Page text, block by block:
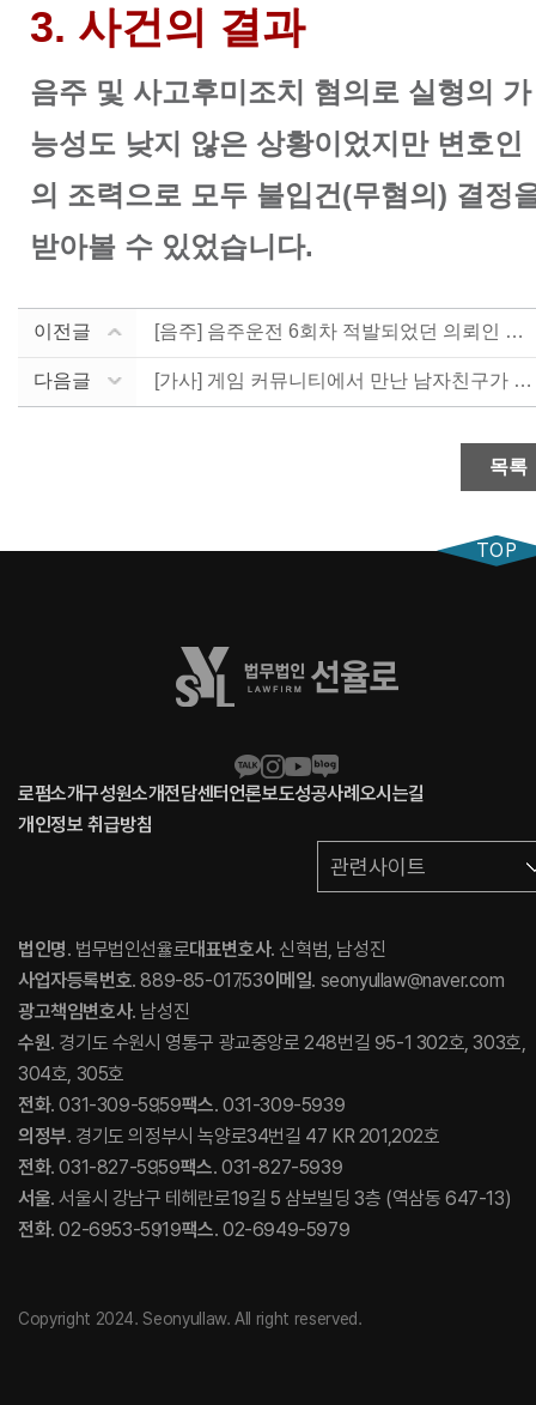
3. 사건의 결과
음주 및 사고후미조치 혐의로 실형의 가
능성도 낮지 않은 상황이었지만 변호인
의 조력으로 모두 불입건(무혐의) 결정
받아볼 수 있었습니다.
이전글 [음주] 음주운전 6회차 적발되었던 의뢰인 사례 (20....
다음글 [가사] 게임 커뮤니티에서 만난 남자친구가 알고보니 유....
목록
로펌소개구성원소개전담센터언론보도성공사례 오시는길
개인정보 취급방침
관련사이트
법인명. 법무법인선율로대표변호사. 신혁범, 남성진
사업자등록번호. 889-85-01753이메일. seonyullaw@naver.com
광고책임변호사. 남성진
수원. 경기도 수원시 영통구 광교중앙로 248번길 95-1 302호, 303호,
304호, 305호
전화. 031-309-5959팩스. 031-309-5939
의정부. 경기도 의정부시 녹양로34번길 47 KR 201,202호
전화. 031-827-5959팩스. 031-827-5939
서울. 서울시 강남구 테헤란로19길 5 삼보빌딩 3층 (역삼동 647-13)
전화. 02-6953-5919팩스. 02-6949-5979
Copyright 2024. Seonyullaw. All right reserved.
TOP